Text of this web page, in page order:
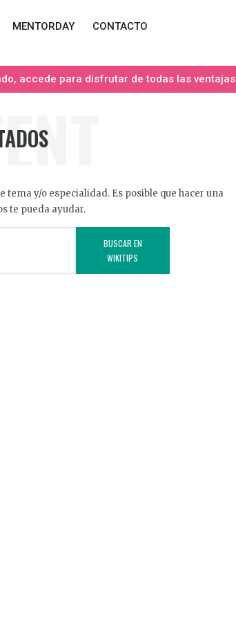
MENTORDAY CONTACTO
accede para disfrutar de todas las ventajas
y/o especialidad. Es posible que hacer una
te pueda ayudar.
BUSCAR EN
WIKITIPS